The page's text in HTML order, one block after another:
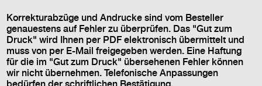
Korrekturabzüge und Andrucke sind vom Besteller
genauestens auf Fehler zu überprüfen. Das "Gut zum
Druck" wird Ihnen per PDF elektronisch übermittelt und
muss von per E-Mail freigegeben werden. Eine Haftung
für die im "Gut zum Druck" übersehenen Fehler können
wir nicht übernehmen. Telefonische Anpassungen